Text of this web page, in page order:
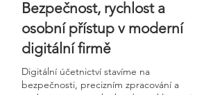
Bezpečnost, rychlost a
osobní přístup v moderní
digitální firmě
Digitální účetnictví stavíme na
bezpečnosti, precizním zpracování a